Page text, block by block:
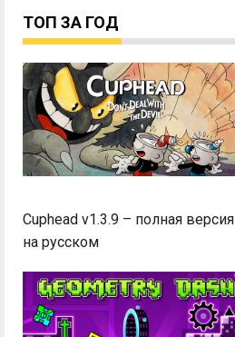
ТОП ЗА ГОД
Cuphead v1.3.9 – полная версия
на русском